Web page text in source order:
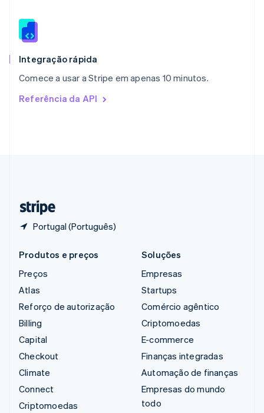
Integração rápida
Comece a usar a Stripe em apenas 10 minutos.
Referência da API
Portugal (Português)
RAE de Hong Kong, China
Reino Unido
English
English
English
Produtos e preços
Preços
Atlas
Reforço de autorização
Billing
Capital
Checkout
Climate
Connect
Criptomoedas
Soluções
Empresas
Startups
Comércio agêntico
Criptomoedas
E-commerce
Finanças integradas
Automação de finanças
Empresas do mundo
todo